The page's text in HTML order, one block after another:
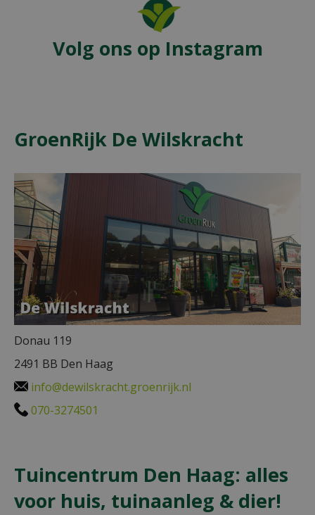
Volg ons op Instagram
GroenRijk De Wilskracht
Donau 119
2491 BB Den Haag
info@dewilskracht.groenrijk.nl
070-3274501
Tuincentrum Den Haag: alles
voor huis, tuinaanleg & dier!